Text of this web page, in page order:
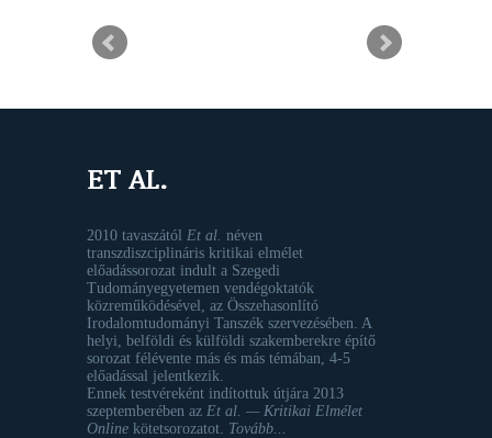
ET AL.
2010 tavaszától Et al. néven
transzdiszciplináris kritikai elmélet
előadássorozat indult a Szegedi
Tudományegyetemen vendégoktatók
közreműködésével, az Összehasonlító
Irodalomtudományi Tanszék szervezésében. A
helyi, belföldi és külföldi szakemberekre építő
sorozat félévente más és más témában, 4-5
előadással jelentkezik.
Ennek testvéreként indítottuk útjára 2013
szeptemberében az Et al. — Kritikai Elmélet
Online kötetsorozatot. Tovább...